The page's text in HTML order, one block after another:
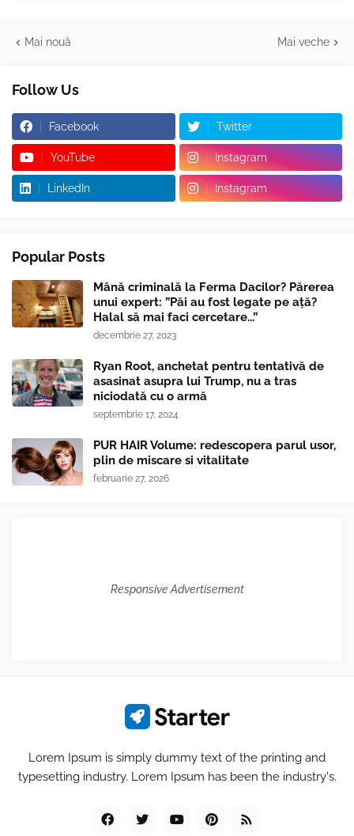
Mai nouă Mai veche
Follow Us
Facebook Twitter
YouTube Instagram
LinkedIn Instagram
Popular Posts
Mână criminală la Ferma Dacilor? Părerea
unui expert: ”Păi au fost legate pe ață?
Halal să mai faci cercetare...”
decembrie 27, 2023
Ryan Root, anchetat pentru tentativă de
asasinat asupra lui Trump, nu a tras
niciodată cu o armă
septembrie 17, 2024
PUR HAIR Volume: redescopera parul usor,
plin de miscare si vitalitate
februarie 27, 2026
Responsive Advertisement
Lorem Ipsum is simply dummy text of the printing and
typesetting industry. Lorem Ipsum has been the industry's.